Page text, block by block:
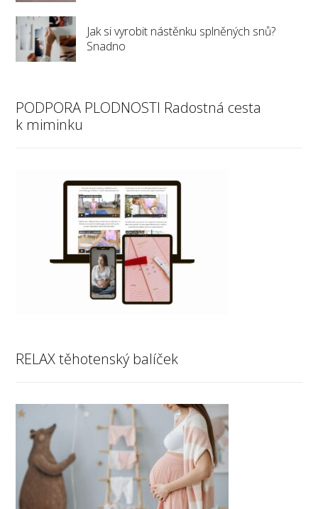
Jak si vyrobit nástěnku splněných snů?
Snadno
PODPORA PLODNOSTI Radostná cesta
k miminku
RELAX těhotenský balíček